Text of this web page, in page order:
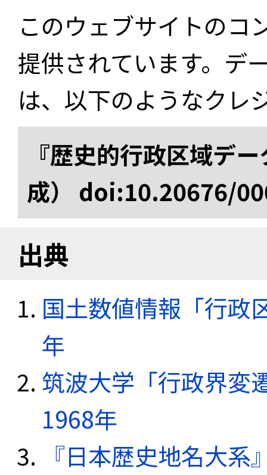
このウェブサイトのコ
提供されています。デ
は、以下のようなクレ
『歴史的行政区域デ
成） doi:10.20676/
出典
国土数値情報「行政
年
筑波大学「行政界変
1968年
『日本歴史地名大